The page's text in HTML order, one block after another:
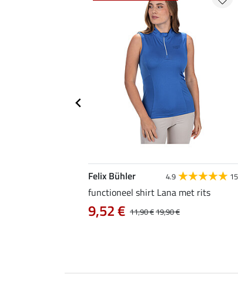
Felix Bühler 4.9 15
functioneel shirt Lana met rits
11,90 €19,90 €
9,52 €